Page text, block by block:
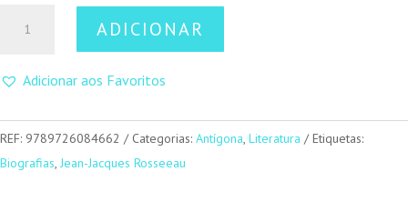
do
Solitário
ADICIONAR
Adicionar aos Favoritos
REF: 9789726084662 Categorias: Antígona, Literatura
Etiquetas:
Biografias, Jean-Jacques Rosseeau